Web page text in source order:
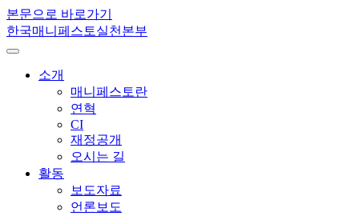
본문으로 바로가기
한국매니페스토실천본부
소개
매니페스토란
연혁
CI
재정공개
오시는 길
활동
보도자료
언론보도